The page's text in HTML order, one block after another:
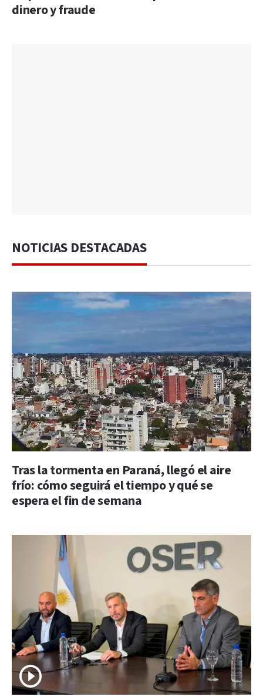
dinero y fraude
NOTICIAS DESTACADAS
Tras la tormenta en Paraná, llegó el aire
frío: cómo seguirá el tiempo y qué se
espera el fin de semana